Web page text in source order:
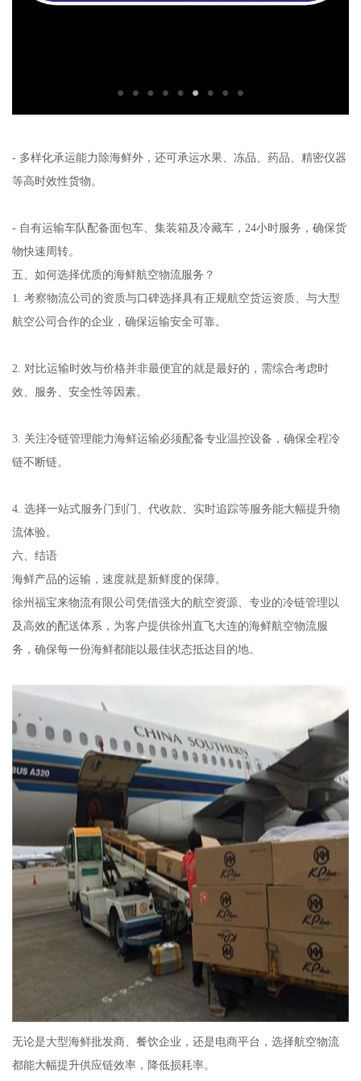
- 多样化承运能力除海鲜外，还可承运水果、冻品、药品、精密仪器
等高时效性货物。
- 自有运输车队配备面包车、集装箱及冷藏车，24小时服务，确保货
物快速周转。
五、如何选择优质的海鲜航空物流服务？
1. 考察物流公司的资质与口碑选择具有正规航空货运资质、与大型
航空公司合作的企业，确保运输安全可靠。
2. 对比运输时效与价格并非最便宜的就是最好的，需综合考虑时
效、服务、安全性等因素。
3. 关注冷链管理能力海鲜运输必须配备专业温控设备，确保全程冷
链不断链。
4. 选择一站式服务门到门、代收款、实时追踪等服务能大幅提升物
流体验。
六、结语
海鲜产品的运输，速度就是新鲜度的保障。
徐州福宝来物流有限公司凭借强大的航空资源、专业的冷链管理以
及高效的配送体系，为客户提供徐州直飞大连的海鲜航空物流服
务，确保每一份海鲜都能以最佳状态抵达目的地。
无论是大型海鲜批发商、餐饮企业，还是电商平台，选择航空物流
都能大幅提升供应链效率，降低损耗率。